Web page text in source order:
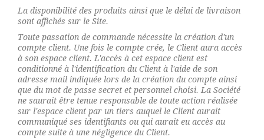
La disponibilité des produits ainsi que le délai de livraison
sont affichés sur le Site.
Toute passation de commande nécessite la création d'un
compte client. Une fois le compte crée, le Client aura accès
à son espace client. L'accès à cet espace client est
conditionné à l'identification du Client à l'aide de son
adresse mail indiquée lors de la création du compte ainsi
que du mot de passe secret et personnel choisi. La Société
ne saurait être tenue responsable de toute action réalisée
sur l'espace client par un tiers auquel le Client aurait
communiqué ses identifiants ou qui aurait eu accès au
compte suite à une négligence du Client.